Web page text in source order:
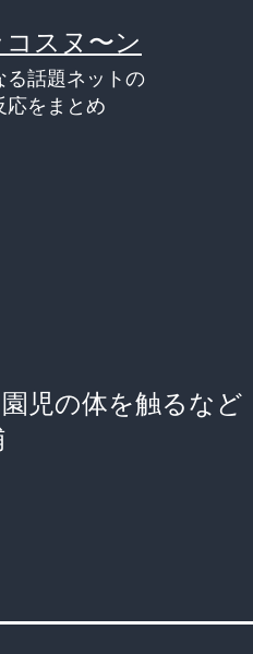
スヌ〜ン
る話題ネットの
応をまとめ
児の体を触るなど